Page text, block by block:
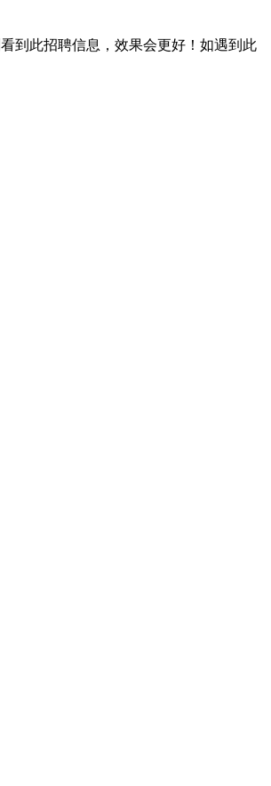
看到此招聘信息，效果会更好！如遇到此